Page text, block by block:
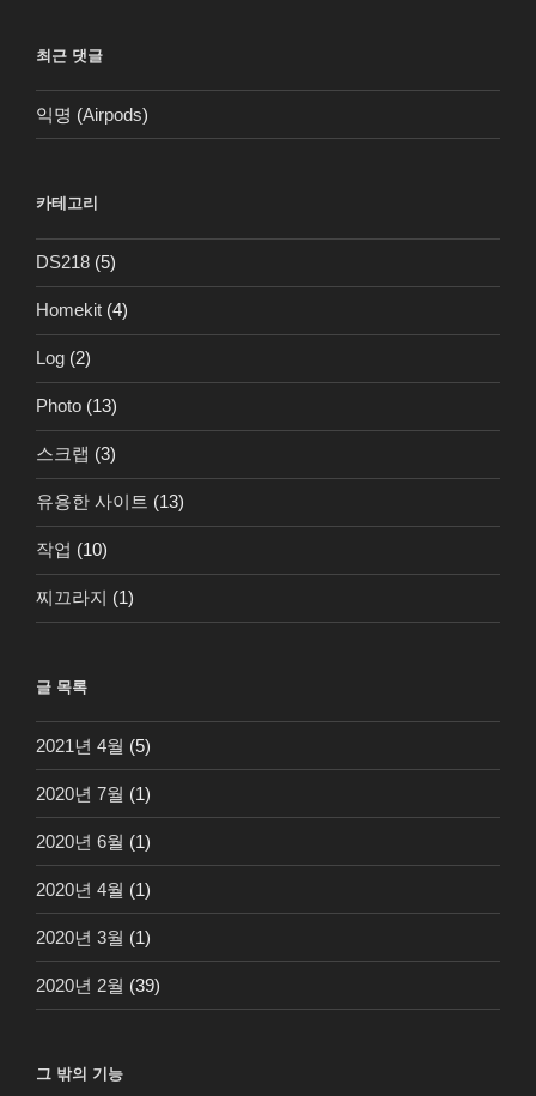
최근 댓글
익명 (Airpods)
카테고리
DS218 (5)
Homekit (4)
Log (2)
Photo (13)
스크랩 (3)
유용한 사이트 (13)
작업 (10)
찌끄라지 (1)
글 목록
2021년 4월 (5)
2020년 7월 (1)
2020년 6월 (1)
2020년 4월 (1)
2020년 3월 (1)
2020년 2월 (39)
그 밖의 기능